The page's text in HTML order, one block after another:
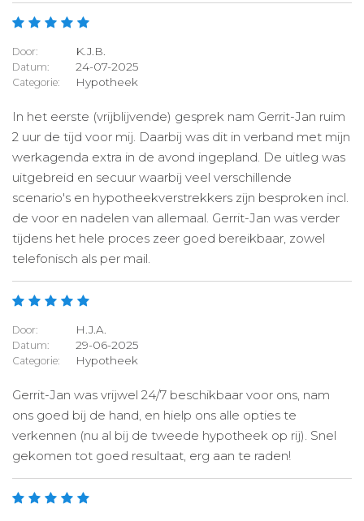
Door: K.J.B.
Datum: 24-07-2025
Categorie: Hypotheek
In het eerste (vrijblijvende) gesprek nam Gerrit-Jan ruim
2 uur de tijd voor mij. Daarbij was dit in verband met mijn
werkagenda extra in de avond ingepland. De uitleg was
uitgebreid en secuur waarbij veel verschillende
scenario's en hypotheekverstrekkers zijn besproken incl.
de voor en nadelen van allemaal. Gerrit-Jan was verder
tijdens het hele proces zeer goed bereikbaar, zowel
telefonisch als per mail.
Door: H.J.A.
Datum: 29-06-2025
Categorie: Hypotheek
Gerrit-Jan was vrijwel 24/7 beschikbaar voor ons, nam
ons goed bij de hand, en hielp ons alle opties te
verkennen (nu al bij de tweede hypotheek op rij). Snel
gekomen tot goed resultaat, erg aan te raden!